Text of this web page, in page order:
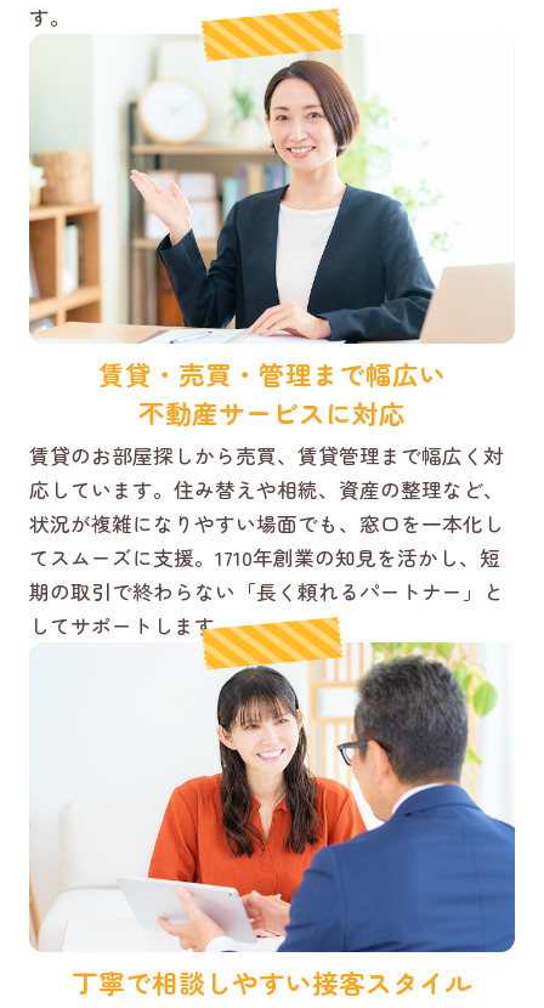
す。
賃貸・売買・管理まで幅広い
不動産サービスに対応
賃貸のお部屋探しから売買、賃貸管理まで幅広く対
応しています。住み替えや相続、資産の整理など、
状況が複雑になりやすい場面でも、窓口を一本化し
てスムーズに支援。1710年創業の知見を活かし、短
期の取引で終わらない「長く頼れるパートナー」と
してサポートします。
丁寧で相談しやすい接客スタイル